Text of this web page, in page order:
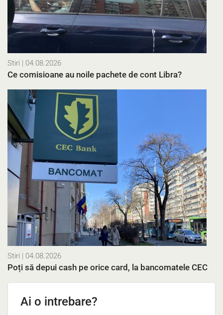
Stiri | 04.08.2026
Ce comisioane au noile pachete de cont Libra?
Stiri | 04.08.2026
Poți să depui cash pe orice card, la bancomatele CEC
Ai o intrebare?